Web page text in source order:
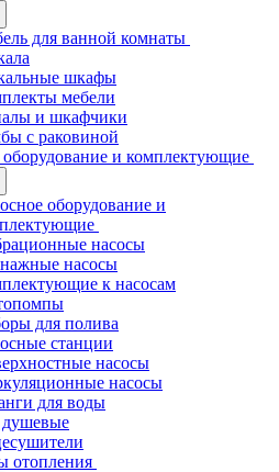
для ванной комнаты
шкафы
мебели
и шкафчики
с раковиной
оборудование и комплектующие
оборудование и
насосы
насосы
к насосам
для полива
станции
насосы
насосы
для воды
отопления